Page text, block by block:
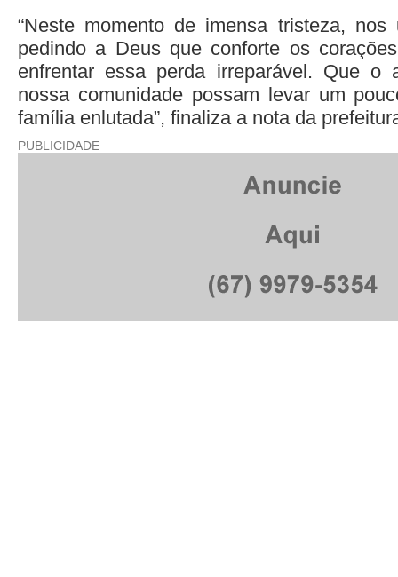
“Neste momento de imensa tristeza, nos
pedindo a Deus que conforte os
enfrentar essa perda irreparável. Que
nossa comunidade possam levar um
família enlutada”, finaliza a nota da
PUBLICIDADE